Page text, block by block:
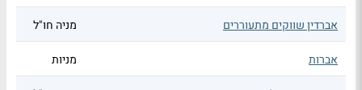
אברדין שווקים מתעוררים מניה חו"ל
אברות מניות